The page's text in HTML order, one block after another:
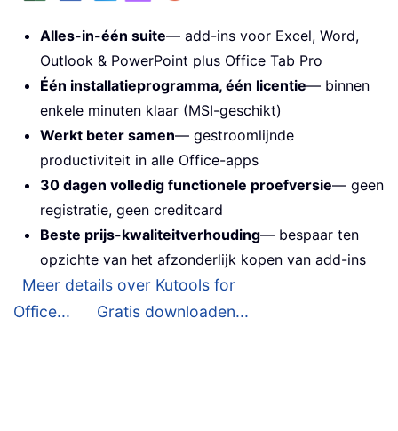
Alles-in-één suite— add-ins voor Excel, Word,
Outlook & PowerPoint plus Office Tab Pro
Één installatieprogramma, één licentie— binnen
enkele minuten klaar (MSI-geschikt)
Werkt beter samen— gestroomlijnde
productiviteit in alle Office-apps
30 dagen volledig functionele proefversie— geen
registratie, geen creditcard
Beste prijs-kwaliteitverhouding— bespaar ten
opzichte van het afzonderlijk kopen van add-ins
Meer details over Kutools for
Office...
Gratis downloaden...